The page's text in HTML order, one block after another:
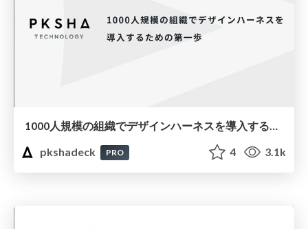
1000人規模の組織でデザインハーネスを導入するための第一歩
pkshadeck
PRO 4 3.1k